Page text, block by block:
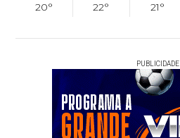
20°
22°
21°
PUBLICIDADE